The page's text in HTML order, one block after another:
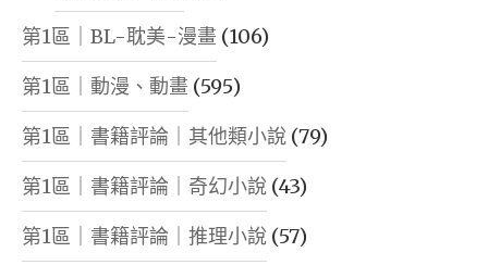
第1區｜BL-耽美-漫畫 (106)
第1區｜動漫、動畫 (595)
第1區｜書籍評論｜其他類小說 (79)
第1區｜書籍評論｜奇幻小說 (43)
第1區｜書籍評論｜推理小說 (57)